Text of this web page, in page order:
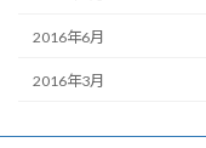
2016年6月
2016年3月